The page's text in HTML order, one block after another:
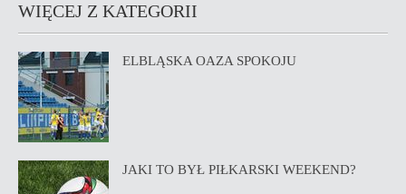
WIĘCEJ Z KATEGORII
ELBLĄSKA OAZA SPOKOJU
JAKI TO BYŁ PIŁKARSKI WEEKEND?